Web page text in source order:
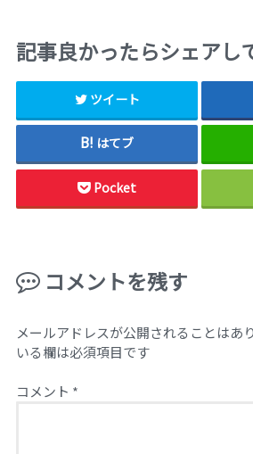
記事良かったらシェアし
ツイート
はてブ
Pocket
コメントを残す
メールアドレスが公開されることはあ
いる欄は必須項目です
コメント *